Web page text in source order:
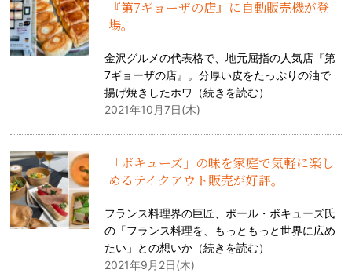
『第7ギョーザの店』に自動販売機が登
場。
金沢グルメの代表格で、地元屈指の人気店『第
7ギョーザの店』。分厚い皮をたっぷりの油で
揚げ焼きしたホワ（続きを読む）
2021年10月7日(木)
「ボキューズ」の味を家庭で気軽に楽し
めるテイクアウト販売が好評。
フランス料理界の巨匠、ポール・ボキューズ氏
の「フランス料理を、もっともっと世界に広め
たい」との想いか（続きを読む）
2021年9月2日(木)